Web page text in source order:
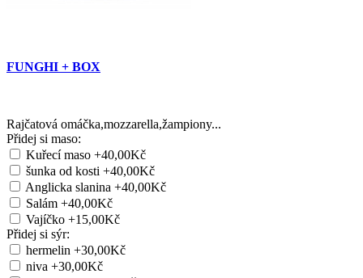
FUNGHI + BOX
Rajčatová omáčka,mozzarella,žampiony...
Přidej si maso:
Kuřecí maso +40,00Kč
šunka od kosti +40,00Kč
Anglicka slanina +40,00Kč
Salám +40,00Kč
Vajíčko +15,00Kč
Přidej si sýr:
hermelin +30,00Kč
niva +30,00Kč